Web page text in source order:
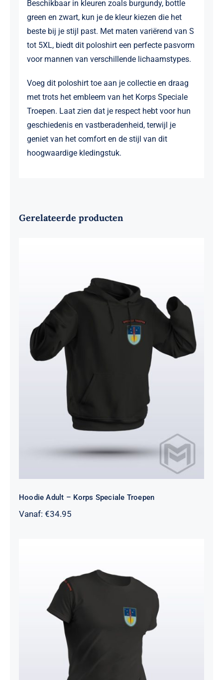
Beschikbaar in kleuren zoals burgundy, bottle
green en zwart, kun je de kleur kiezen die het
beste bij je stijl past. Met maten variërend van S
tot 5XL, biedt dit poloshirt een perfecte pasvorm
voor mannen van verschillende lichaamstypes.
Voeg dit poloshirt toe aan je collectie en draag
met trots het embleem van het Korps Speciale
Troepen. Laat zien dat je respect hebt voor hun
geschiedenis en vastberadenheid, terwijl je
geniet van het comfort en de stijl van dit
hoogwaardige kledingstuk.
Gerelateerde producten
Hoodie Adult – Korps Speciale
Hoodie Adult – Korps Speciale Troepen
Vanaf: €34.95
T-Shirt Heren – Korps Speciale